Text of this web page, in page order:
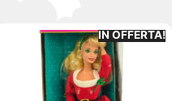
IN OFFERTA!